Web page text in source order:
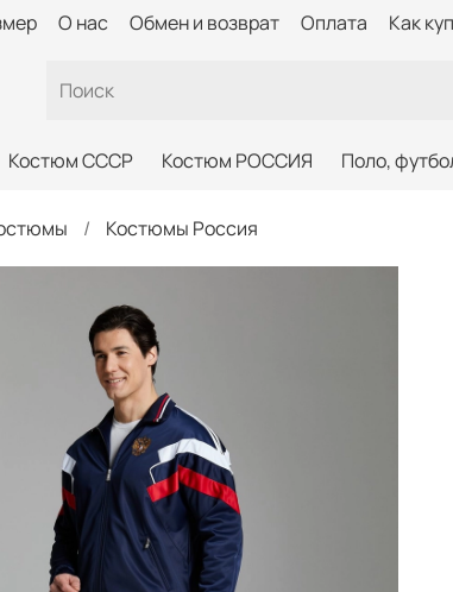
О нас Обмен и возврат Оплата Как
Костюм СССР Костюм РОССИЯ Поло,
Костюмы Россия